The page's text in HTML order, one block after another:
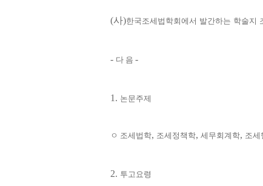
(사)한국조세법학회에서 발간하는 학술지
- 다 음 -
1. 논문주제
ㅇ 조세법학, 조세정책학, 세무회계학, 조세
2. 투고요령